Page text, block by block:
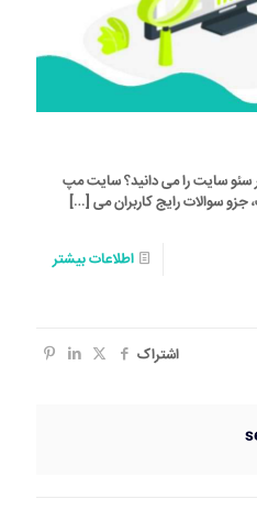
سایت را می دانید؟ سایت مپ
سوالات رایج کاربران می […]
اطلاعات بیشتر
اشتراک